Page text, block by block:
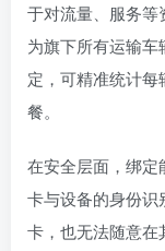
于对流量、服务等
为旗下所有运输
定，可精准统计
餐。
在安全层面，绑定
卡与设备的身份识
卡，也无法随意在